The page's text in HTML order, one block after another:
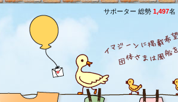
サポーター 総勢 1,497名